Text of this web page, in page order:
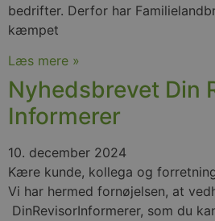
bedrifter. Derfor har
kæmpet
Læs mere »
Nyhedsbrevet Din
Informerer
10. december 2024
Kære kunde, kollega og
Vi har hermed fornøjelsen, at
DinRevisorInformerer, som du